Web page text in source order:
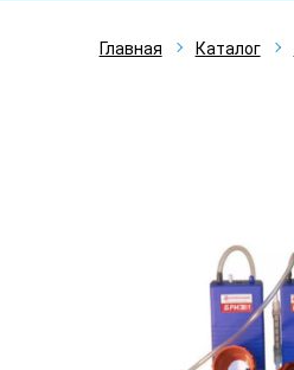
Главная Каталог